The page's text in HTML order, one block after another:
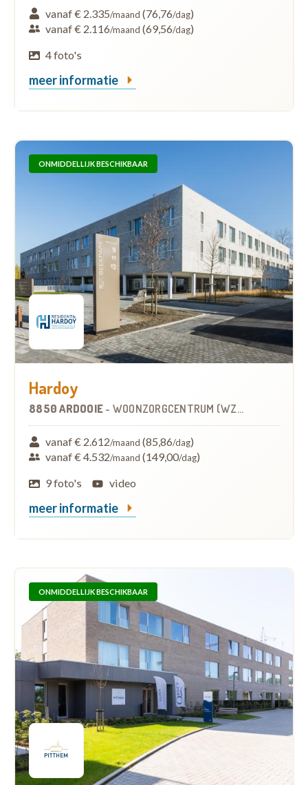
vanaf € 2.335/maand (76,76/dag)
vanaf € 2.116/maand (69,56/dag)
4 foto's
meer informatie
ONMIDDELLIJK BESCHIKBAAR
Hardoy
8850 ARDOOIE - WOONZORGCENTRUM (WZC)
vanaf € 2.612/maand (85,86/dag)
vanaf € 4.532/maand (149,00/dag)
9 foto's
video
meer informatie
ONMIDDELLIJK BESCHIKBAAR